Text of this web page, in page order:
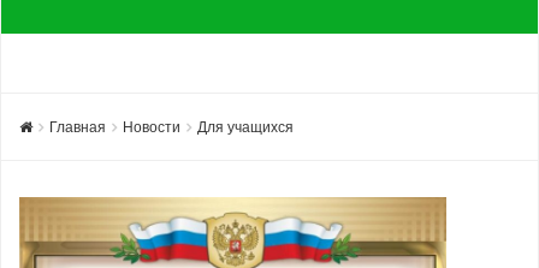
Главная Новости Для учащихся